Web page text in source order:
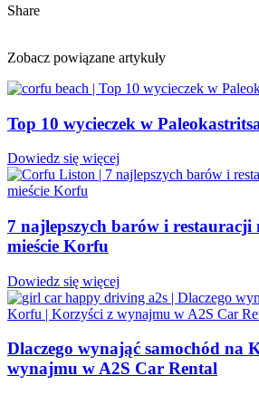
Share
Zobacz powiązane artykuły
Top 10 wycieczek w
Dowiedz się więcej
7 najlepszych barów i restauracji
mieście Korfu
Dowiedz się więcej
Dlaczego wynająć samochód na
wynajmu w A2S Car Rental